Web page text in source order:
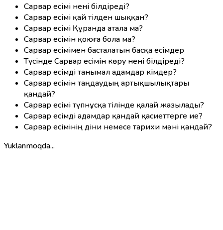
Сарвар есімі нені білдіреді?
Сарвар есімі қай тілден шыққан?
Сарвар есімі Құранда атала ма?
Сарвар есімін қоюға бола ма?
Сарвар есімімен басталатын басқа есімдер
Түсінде Сарвар есімін көру нені білдіреді?
Сарвар есімді танымал адамдар кімдер?
Сарвар есімін таңдаудың артықшылықтары
қандай?
Сарвар есімі түпнұсқа тілінде қалай жазылады?
Сарвар есімді адамдар қандай қасиеттерге ие?
Сарвар есімінің діни немесе тарихи мәні қандай?
Yuklanmoqda...